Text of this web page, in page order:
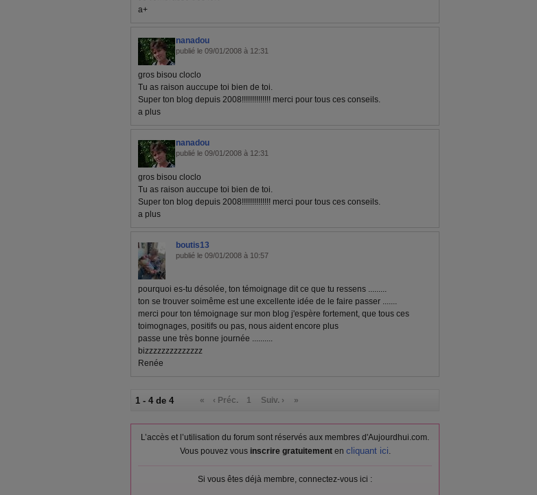
a+
nanadou
publié le 09/01/2008 à 12:31
gros bisou cloclo
Tu as raison auccupe toi bien de toi.
Super ton blog depuis 2008!!!!!!!!!!!!!! merci pour tous ces conseils.
a plus
nanadou
publié le 09/01/2008 à 12:31
gros bisou cloclo
Tu as raison auccupe toi bien de toi.
Super ton blog depuis 2008!!!!!!!!!!!!!! merci pour tous ces conseils.
a plus
boutis13
publié le 09/01/2008 à 10:57
pourquoi es-tu désolée, ton témoignage dit ce que tu ressens .........
ton se trouver soimême est une excellente idée de le faire passer .......
merci pour ton témoignage sur mon blog j'espère fortement, que tous ces
toimognages, positifs ou pas, nous aident encore plus
passe une très bonne journée ..........
bizzzzzzzzzzzzzz
Renée
1 - 4 de 4 « ‹ Préc. 1 Suiv. › »
L’accès et l’utilisation du forum sont réservés aux membres d'Aujourdhui.com.
Vous pouvez vous inscrire gratuitementen cliquant ici.
Si vous êtes déjà membre, connectez-vous ici :